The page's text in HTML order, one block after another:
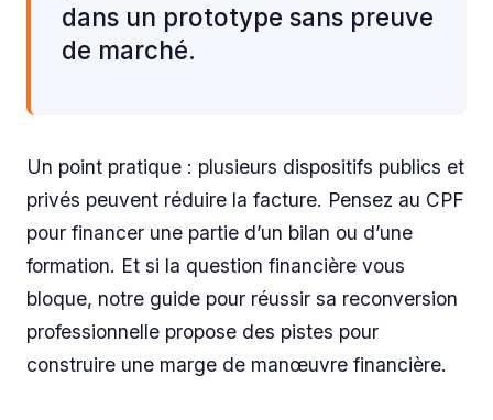
dans un prototype sans preuve
de marché.
Un point pratique : plusieurs dispositifs publics et
privés peuvent réduire la facture. Pensez au CPF
pour financer une partie d’un bilan ou d’une
formation. Et si la question financière vous
bloque, notre guide pour réussir sa reconversion
professionnelle propose des pistes pour
construire une marge de manœuvre financière.